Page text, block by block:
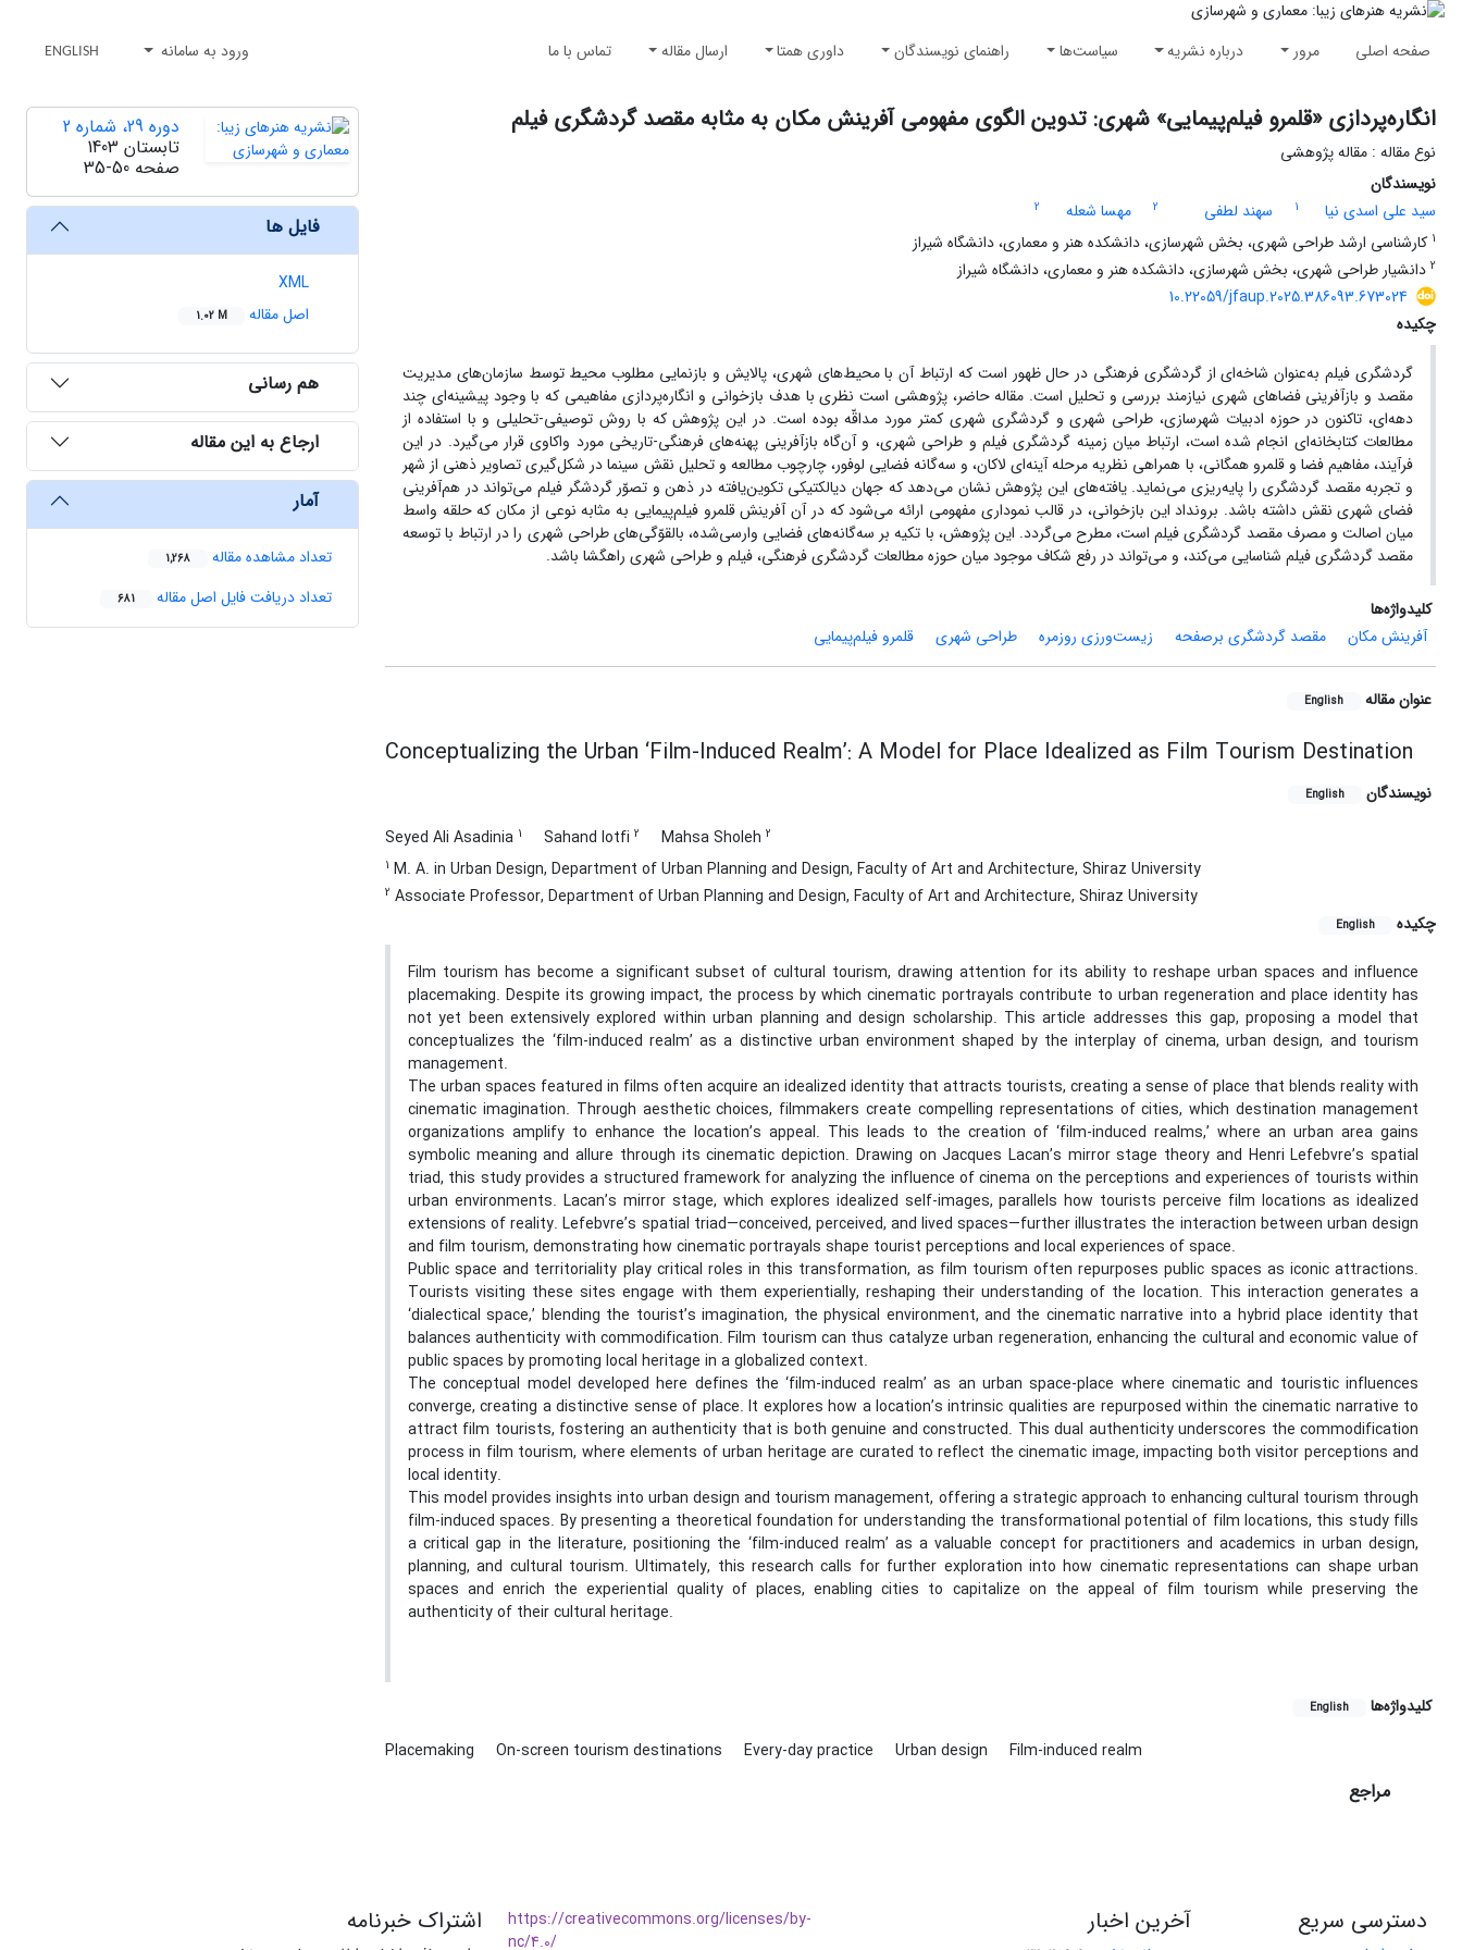
صفحه اصلی مرور درباره نشریه سیاست‌ها راهنمای نویسندگان داوری همتا ارسال مقاله تماس با ما ورود به سامانه ENGLISH
انگاره‌پردازی «قلمرو فیلم‌پیمایی» شهری: تدوین الگوی مفهومی آفرینش مکان به مثابه مقصد گردشگری فیلم
نوع مقاله : مقاله پژوهشی
نویسندگان
سید علی اسدی نیا
1 سهند لطفی 2 مهسا شعله
2
1 کارشناسی ارشد طراحی شهری، بخش شهرسازی، دانشکده هنر و معماری، دانشگاه شیراز
2 دانشیار طراحی شهری، بخش شهرسازی، دانشکده هنر و معماری، دانشگاه شیراز
10.22059/jfaup.2025.386093.673024
چکیده
گردشگری فیلم به‌عنوان شاخه‌ای از گردشگری فرهنگی در حال ظهور است که ارتباط آن با محیط‌های شهری، پالایش و بازنمایی مطلوب محیط توسط سازمان‌های مدیریت
مقصد و بازآفرینی فضاهای شهری نیازمند بررسی و تحلیل است. مقاله حاضر، پژوهشی است نظری با هدف بازخوانی و انگاره‌پردازی مفاهیمی که با وجود پیشینه‌ای چند
دهه‌ای، تاکنون در حوزه ادبیات شهرسازی، طراحی شهری و گردشگری شهری کمتر مورد مداقّه بوده است. در این پژوهش که با روش توصیفی-تحلیلی و با استفاده از
مطالعات کتابخانه‌ای انجام شده است، ارتباط میان زمینه گردشگری فیلم و طراحی شهری، و آن‌گاه بازآفرینی پهنه‌های فرهنگی-تاریخی مورد واکاوی قرار می‌گیرد. در این
فرآیند، مفاهیم فضا و قلمرو همگانی، با همراهی نظریه مرحله آینه‌ای لاکان، و سه‌گانه فضایی لوفور، چارچوب مطالعه و تحلیل نقش سینما در شکل‌گیری تصاویر ذهنی از شهر
و تجربه مقصد گردشگری را پایه‌ریزی می‌نماید. یافته‌های این پژوهش نشان می‌دهد که جهان دیالکتیکی تکوین‌یافته در ذهن و تصوّر گردشگر فیلم می‌تواند در هم‌آفرینی
فضای شهری نقش داشته باشد. برونداد این بازخوانی، در قالب نموداری مفهومی ارائه می‌شود که در آن آفرینش قلمرو فیلم‌پیمایی به مثابه نوعی از مکان که حلقه واسط
میان اصالت و مصرف مقصد گردشگری فیلم است، مطرح می‌گردد. این پژوهش، با تکیه بر سه‌گانه‌های فضایی وارسی‌شده، بالقوّگی‌های طراحی شهری را در ارتباط با توسعه
مقصد گردشگری فیلم شناسایی می‌کند، و می‌تواند در رفع شکاف‌ موجود میان حوزه‌ مطالعات گردشگری فرهنگی، فیلم و طراحی شهری راهگشا باشد.
کلیدواژه‌ها
آفرینش مکان
مقصد گردشگری برصفحه زیست‌ورزی روزمره طراحی شهری قلمرو فیلم‌پیمایی
عنوان مقاله English
Conceptualizing the Urban ‘Film-Induced Realm’: A Model for Place Idealized as Film Tourism Destination
نویسندگان English
Seyed Ali Asadinia 1 Sahand lotfi 2 Mahsa Sholeh 2
1 M. A. in Urban Design, Department of Urban Planning and Design, Faculty of Art and Architecture, Shiraz University
2 Associate Professor, Department of Urban Planning and Design, Faculty of Art and Architecture, Shiraz University
چکیده
English
Film tourism has become a significant subset of cultural tourism, drawing attention for its ability to reshape urban spaces and influence
placemaking. Despite its growing impact, the process by which cinematic portrayals contribute to urban regeneration and place identity has
not yet been extensively explored within urban planning and design scholarship. This article addresses this gap, proposing a model that
conceptualizes the ‘film-induced realm’ as a distinctive urban environment shaped by the interplay of cinema, urban design, and tourism
management.
The urban spaces featured in films often acquire an idealized identity that attracts tourists, creating a sense of place that blends reality with
cinematic imagination. Through aesthetic choices, filmmakers create compelling representations of cities, which destination management
organizations amplify to enhance the location’s appeal. This leads to the creation of ‘film-induced realms,’ where an urban area gains
symbolic meaning and allure through its cinematic depiction. Drawing on Jacques Lacan’s mirror stage theory and Henri Lefebvre’s spatial
triad, this study provides a structured framework for analyzing the influence of cinema on the perceptions and experiences of tourists within
urban environments. Lacan’s mirror stage, which explores idealized self-images, parallels how tourists perceive film locations as idealized
extensions of reality. Lefebvre’s spatial triad—conceived, perceived, and lived spaces—further illustrates the interaction between urban design
and film tourism, demonstrating how cinematic portrayals shape tourist perceptions and local experiences of space.
Public space and territoriality play critical roles in this transformation, as film tourism often repurposes public spaces as iconic attractions.
Tourists visiting these sites engage with them experientially, reshaping their understanding of the location. This interaction generates a
‘dialectical space,’ blending the tourist’s imagination, the physical environment, and the cinematic narrative into a hybrid place identity that
balances authenticity with commodification. Film tourism can thus catalyze urban regeneration, enhancing the cultural and economic value of
public spaces by promoting local heritage in a globalized context.
The conceptual model developed here defines the ‘film-induced realm’ as an urban space-place where cinematic and touristic influences
converge, creating a distinctive sense of place. It explores how a location’s intrinsic qualities are repurposed within the cinematic narrative to
attract film tourists, fostering an authenticity that is both genuine and constructed. This dual authenticity underscores the commodification
process in film tourism, where elements of urban heritage are curated to reflect the cinematic image, impacting both visitor perceptions and
local identity.
This model provides insights into urban design and tourism management, offering a strategic approach to enhancing cultural tourism through
film-induced spaces. By presenting a theoretical foundation for understanding the transformational potential of film locations, this study fills
a critical gap in the literature, positioning the ‘film-induced realm’ as a valuable concept for practitioners and academics in urban design,
planning, and cultural tourism. Ultimately, this research calls for further exploration into how cinematic representations can shape urban
spaces and enrich the experiential quality of places, enabling cities to capitalize on the appeal of film tourism while preserving the
authenticity of their cultural heritage.
کلیدواژه‌ها English
Placemaking On-screen tourism destinations Every-day practice Urban design Film-induced realm
مراجع
دوره 29، شماره 2
تابستان 1403
صفحه 35-50
فایل ها
XML
اصل مقاله
1.02 M
هم رسانی
ارجاع به این مقاله
آمار
تعداد مشاهده مقاله 1,268
تعداد دریافت فایل اصل مقاله 681
دسترسی سریع آخرین اخبار
https://creativecommons.org/licenses/by-
nc/4.0/
اشتراک خبرنامه